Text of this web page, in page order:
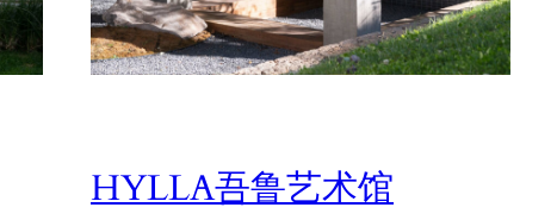
HYLLA吾鲁艺术馆